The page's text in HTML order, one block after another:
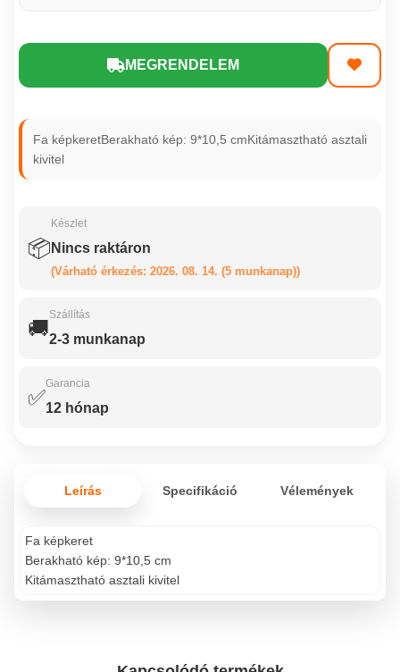
MEGRENDELEM
Fa képkeretBerakható kép: 9*10,5 cmKitámasztható asztali
kivitel
📦
Készlet
Nincs raktáron
(Várható érkezés: 2026. 08. 14. (5 munkanap))
🚚
Szállítás
2-3 munkanap
✅
Garancia
12 hónap
Leírás Specifikáció Vélemények
Fa képkeret
Berakható kép: 9*10,5 cm
Kitámasztható asztali kivitel